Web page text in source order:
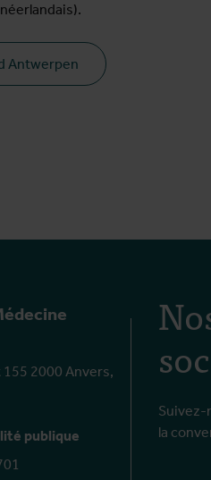
Antwerpen
2000 Anvers,
publique
Suivez-
la